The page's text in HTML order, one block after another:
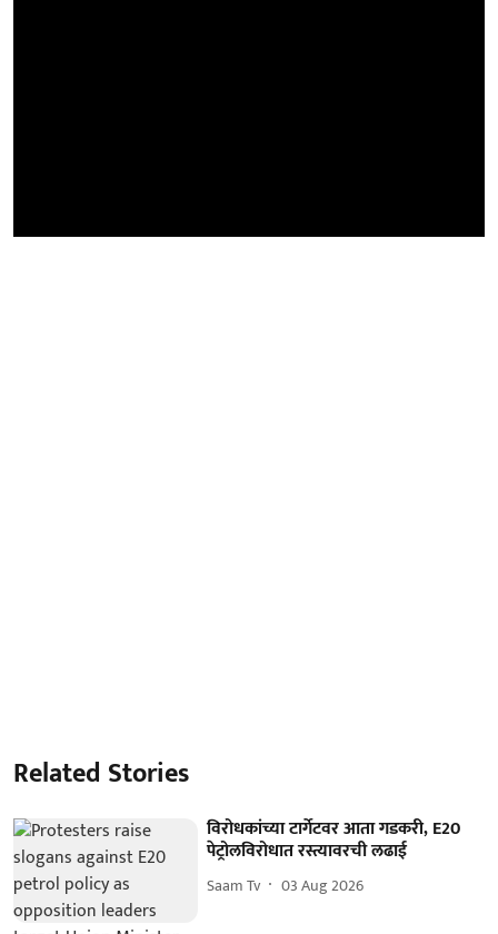
Related Stories
विरोधकांच्या टार्गेटवर आता गडकरी, E20
पेट्रोलविरोधात रस्त्यावरची लढाई
Saam Tv 03 Aug 2026